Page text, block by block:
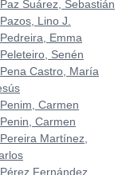
Paz Suárez, Sebastián
Pazos, Lino J.
Pedreira, Emma
Peleteiro, Senén
Pena Castro, María
Penim, Carmen
Penin, Carmen
Pereira Martínez,
Pérez Fernández,